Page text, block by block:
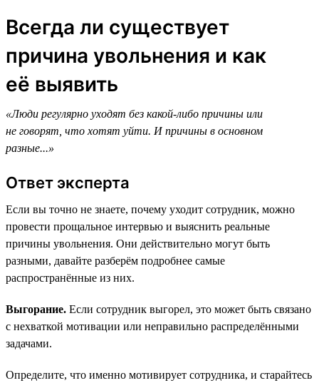
Всегда ли существует
причина увольнения и как
её выявить
«Люди регулярно уходят без какой-либо причины или
не говорят, что хотят уйти. И причины в основном
разные...»
Ответ эксперта
Если вы точно не знаете, почему уходит сотрудник, можно
провести прощальное интервью и выяснить реальные
причины увольнения. Они действительно могут быть
разными, давайте разберём подробнее самые
распространённые из них.
Выгорание. Если сотрудник выгорел, это может быть связано
с нехваткой мотивации или неправильно распределёнными
задачами.
Определите, что именно мотивирует сотрудника, и старайтесь